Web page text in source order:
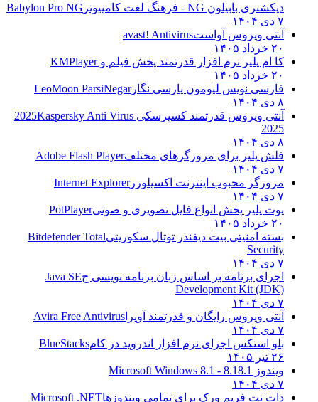
دیکشنری بابیلون NG - فرهنگ لغت کامپیوتر
Babylon Pro NG
۷ دی ۱۴۰۴
آنتی ویروس آواستavast! Antivirus
۲۰ خرداد ۱۴۰۵
کا ام پلیر نرم افزار قدرتمند پخش فیلم وKMPlayer
۲۰ خرداد ۱۴۰۵
فارسی نویس لیومون پارسی نگارLeoMoon ParsiNegar
۸ دی ۱۴۰۴
آنتی ویروس قدرتمند کسپرسکی 2025 Kaspersky Anti Virus
2025
۸ دی ۱۴۰۴
فلش پلیر برای مرورگرهای مختلفAdobe Flash Player
۷ دی ۱۴۰۴
مرورگر محبوب اینترنت اکسپلوررInternet Explorer
۷ دی ۱۴۰۴
پوت پلیر پخش انواع فایل تصویری و صوتیPotPlayer
۲۰ خرداد ۱۴۰۵
بسته امنیتی بیت دیفندر توتال سکوریتیBitdefender Total
Security
۷ دی ۱۴۰۴
اجرای برنامه بر اساس زبان برنامه نویسی جJava SE
Development Kit (JDK)
۷ دی ۱۴۰۴
آنتی ویروس رایگان و قدرتمند آویرا Avira Free Antivirus
۷ دی ۱۴۰۴
بلو استکس اجرای نرم افزار اندروید در کامBlueStacks
۲۶ تیر ۱۴۰۵
ویندوز 8.1
8.1 - Microsoft Windows 8.1
۷ دی ۱۴۰۴
دات نت فریم ورک برای تمامی ویندوزهاMicrosoft .NET